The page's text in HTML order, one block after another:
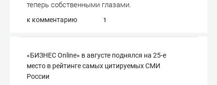
теперь собственными глазами.
к комментарию 1
«БИЗНЕС Online» в августе поднялся на 25-е
место в рейтинге самых цитируемых СМИ
России